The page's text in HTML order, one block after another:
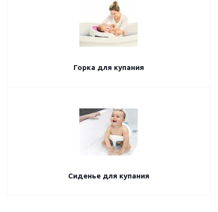
Горка для купания
Сиденье для купания